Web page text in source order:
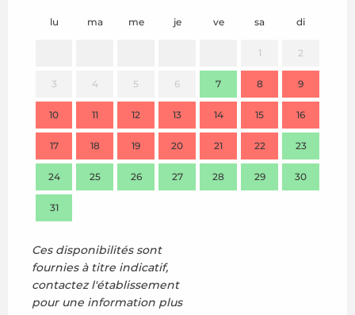
lu ma me je ve sa di
1 2
3 4 5 6 7 8 9
10 11 12 13 14 15 16
17 18 19 20 21 22 23
24 25 26 27 28 29 30
31
Ces disponibilités sont
fournies à titre indicatif,
contactez l'établissement
pour une information plus